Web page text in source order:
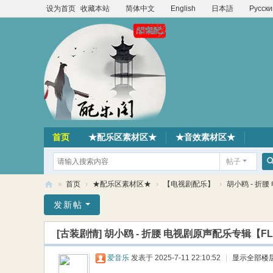
设为首页 收藏本站 简体中文 English 日本語
首页 ★配乐区素材区★ ★音效素材区★
帖子
乐
» 首页 › ★配乐区素材区★ › 【电视剧配乐】 › 胡小鸥 - 折腰
发新帖
[古装剧情] 胡小鸥 - 折腰 电视剧原声配乐专辑【
爱音乐 发表于 2025-7-11 22:10:52 显示全部楼